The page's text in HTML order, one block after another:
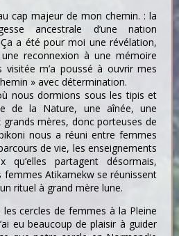
cap majeur de mon chemin. : la
ancestrale d’une nation
a été pour moi une révélation,
reconnexion à une mémoire
m’a poussé à ouvrir mes
» avec détermination.
nous dormions sous les tipis et
de la Nature, une aînée, une
mères, donc porteuses de
nous a réuni entre femmes
de vie, les enseignements
partagent désormais,
Atikamekw se réunissent
rituel à grand mère lune.
cercles de femmes à la Pleine
eu beaucoup de plaisir à guider